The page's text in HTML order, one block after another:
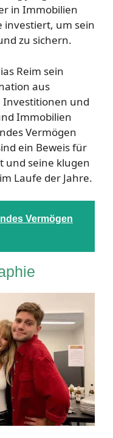
in Immobilien
investiert, um sein
zu sichern.
Reim sein
aus
Investitionen und
Immobilien
Vermögen
ein Beweis für
und seine klugen
Laufe der Jahre.
Vermögen